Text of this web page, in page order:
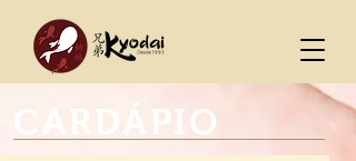
CARDÁPIO